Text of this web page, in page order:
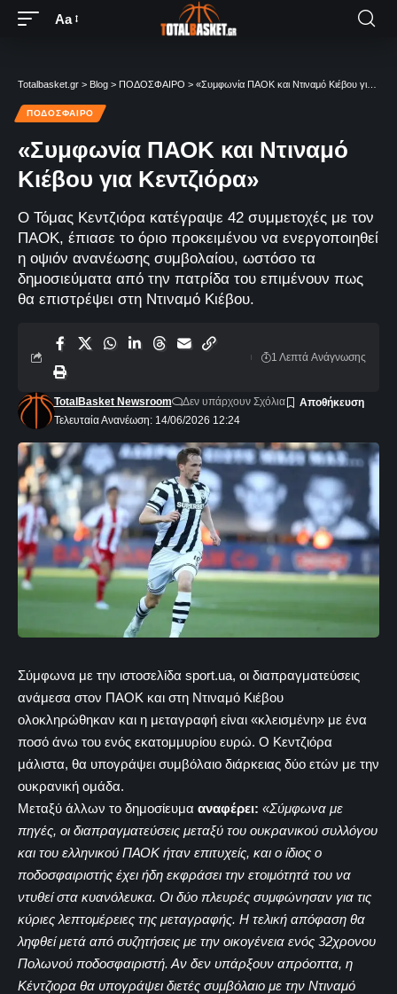
Aa
Totalbasket.gr > Blog > ΠΟΔΟΣΦΑΙΡΟ > «Συμφωνία ΠΑΟΚ και Ντιναμό Κιέβου για Κεντζιόρα»
ΠΟΔΟΣΦΑΙΡΟ
«Συμφωνία ΠΑΟΚ και Ντιναμό
Κιέβου για Κεντζιόρα»
Ο Τόμας Κεντζιόρα κατέγραψε 42 συμμετοχές με τον
ΠΑΟΚ, έπιασε το όριο προκειμένου να ενεργοποιηθεί
η οψιόν ανανέωσης συμβολαίου, ωστόσο τα
δημοσιεύματα από την πατρίδα του επιμένουν πως
θα επιστρέψει στη Ντιναμό Κιέβου.
Τελευταία Ανανέωση: 14/06/2026 12:24
TotalBasket Newsroom Δεν υπάρχουν Σχόλια
1 Λεπτά Aνάγνωσης
Σύμφωνα με την ιστοσελίδα sport.ua, οι διαπραγματεύσεις
ανάμεσα στον ΠΑΟΚ και στη Ντιναμό Κιέβου
ολοκληρώθηκαν και η μεταγραφή είναι «κλεισμένη» με ένα
ποσό άνω του ενός εκατομμυρίου ευρώ. Ο Κεντζιόρα
μάλιστα, θα υπογράψει συμβόλαιο διάρκειας δύο ετών με την
ουκρανική ομάδα.
Μεταξύ άλλων το δημοσίευμα αναφέρει: «Σύμφωνα με
πηγές, οι διαπραγματεύσεις μεταξύ του ουκρανικού συλλόγου
και του ελληνικού ΠΑΟΚ ήταν επιτυχείς, και ο ίδιος ο
ποδοσφαιριστής έχει ήδη εκφράσει την ετοιμότητά του να
ντυθεί στα κυανόλευκα. Οι δύο πλευρές συμφώνησαν για τις
κύριες λεπτομέρειες της μεταγραφής. Η τελική απόφαση θα
ληφθεί μετά από συζητήσεις με την οικογένεια ενός 32χρονου
Πολωνού ποδοσφαιριστή. Αν δεν υπάρξουν απρόοπτα, η
Κέντζιορα θα υπογράψει διετές συμβόλαιο με την Ντιναμό